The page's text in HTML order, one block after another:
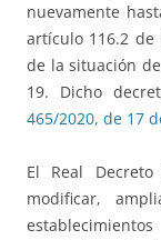
nuevamente
artículo 116.2 de
de la situación
19. Dicho
465/2020, de 17
El Real Decreto
modificar,